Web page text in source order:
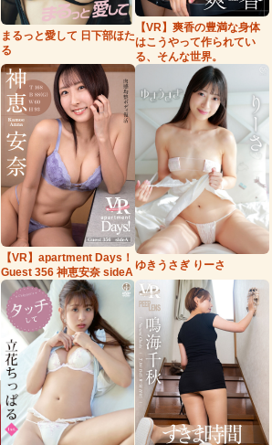
まるっと愛して 日下部ほた
る
【VR】爽香の豊満な身体
はこうやって作られてい
る、そんな世界。
【VR】apartment Days！
Guest 356 神恵安奈 sideA
ゆきうさぎ りーさ